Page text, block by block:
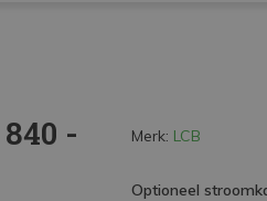
-
Merk: LCB
Optioneel